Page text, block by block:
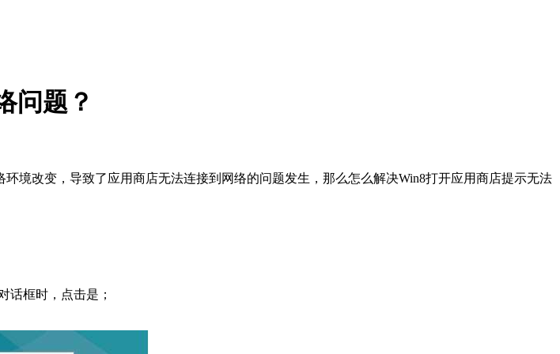
问题？
境改变，导致了应用商店无法连接到网络的问题发生，那么怎么解决Win8打开应用商店提示无法
话框时，点击是；